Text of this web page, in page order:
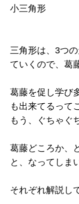
小三角形
三角形は、3つ
ていくので、葛
葛藤を促し学び
も出来てるって
もう、ぐちゃぐ
葛藤どころか、
と、なってしま
それぞれ解説し